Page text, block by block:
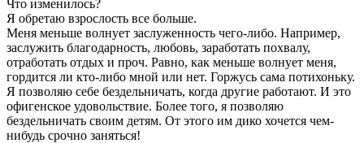
Что изменилось?
Я обретаю взрослость все больше.
Меня меньше волнует заслуженность чего-либо. Например,
заслужить благодарность, любовь, заработать похвалу,
отработать отдых и проч. Равно, как меньше волнует меня,
гордится ли кто-либо мной или нет. Горжусь сама потихоньку.
Я позволяю себе бездельничать, когда другие работают. И это
офигенское удовольствие. Более того, я позволяю
бездельничать своим детям. От этого им дико хочется чем-
нибудь срочно заняться!